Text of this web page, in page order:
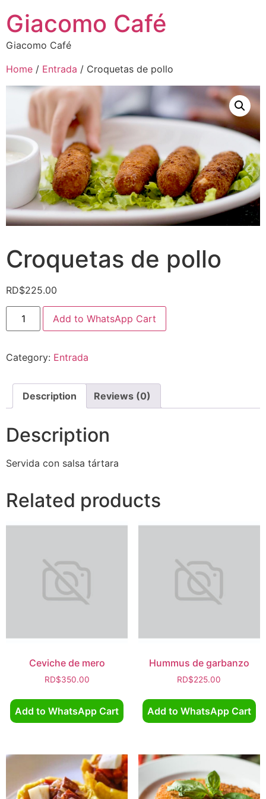
Giacomo Café
Giacomo Café
Home / Entrada / Croquetas de pollo
Croquetas de pollo
RD$225.00
Add to WhatsApp Cart
Category: Entrada
Description Reviews (0)
Description
Servida con salsa tártara
Related products
Ceviche de mero
RD$350.00
Add to WhatsApp Cart
Hummus de garbanzo
RD$225.00
Add to WhatsApp Cart